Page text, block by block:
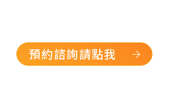
預約諮詢請點我